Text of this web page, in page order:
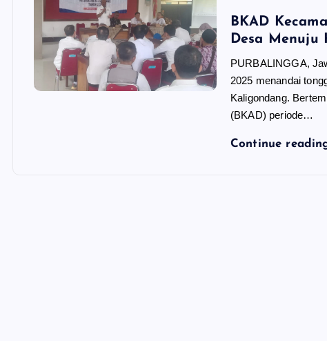
BKAD
Desa Menuju
PURBALINGGA,
2025 menandai
Kaligondang.
(BKAD) periode…
Continue